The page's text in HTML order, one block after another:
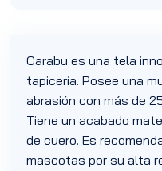
Carabu es una tela
tapicería. Posee una
abrasión con más de
Tiene un acabado
de cuero. Es
mascotas por su alta